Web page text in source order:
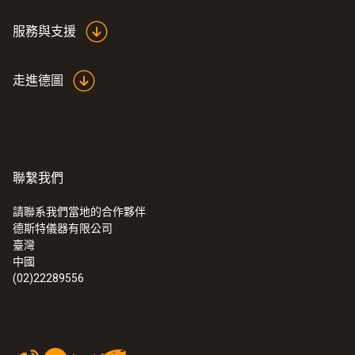
服務與支援
走進德圖
聯繫我們
請聯系我們當地的合作夥伴
德斯特儀器有限公司
臺灣
中國
(02)22289556